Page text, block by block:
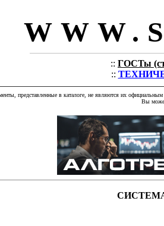
:: ГОСТы
::
представленные в каталоге, не являются их
Вы